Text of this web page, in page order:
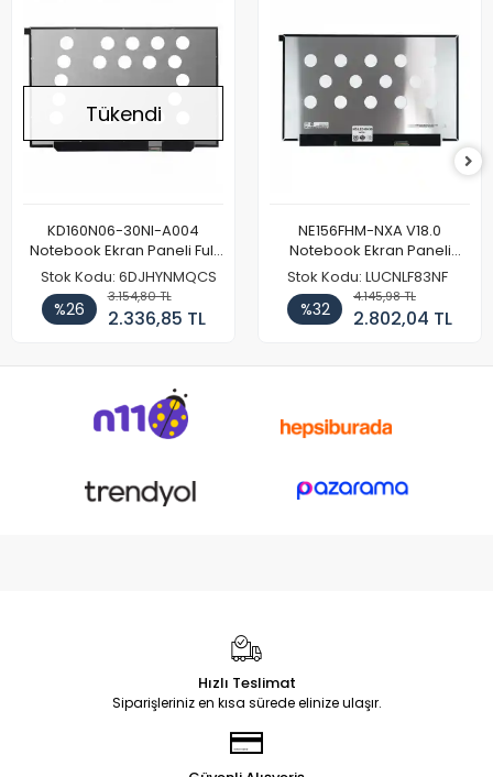
Tükendi
KD160N06-30NI-A004
Notebook Ekran Paneli Full
HD
Stok Kodu: 6DJHYNMQCS
%26
3.154,80 TL
2.336,85 TL
NE156FHM-NXA V18.0
Notebook Ekran Paneli
144Hz
Stok Kodu: LUCNLF83NF
%32
4.145,98 TL
2.802,04 TL
Hızlı Teslimat
Siparişleriniz en kısa sürede elinize ulaşır.